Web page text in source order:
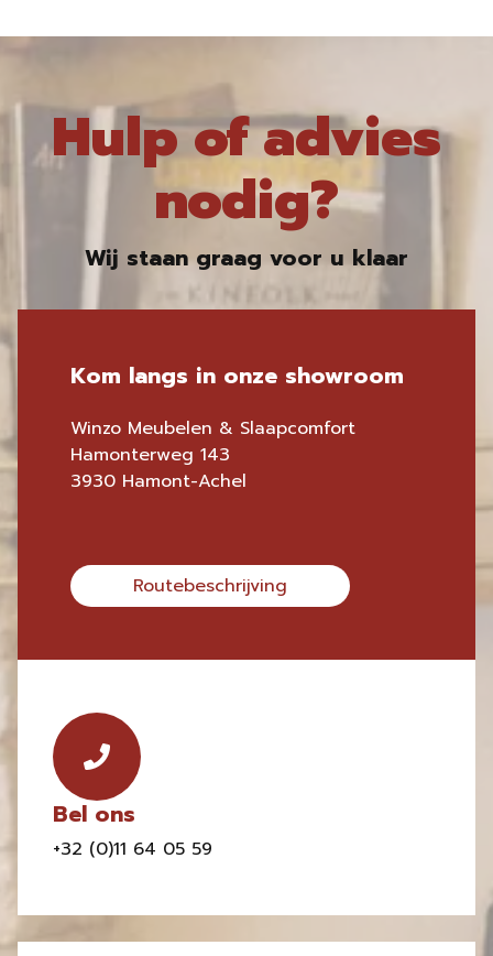
Hulp of advies
nodig?
Wij staan graag voor u klaar
Kom langs in onze showroom
Winzo Meubelen & Slaapcomfort
Hamonterweg 143
3930 Hamont-Achel
Routebeschrijving
Bel ons
+32 (0)11 64 05 59